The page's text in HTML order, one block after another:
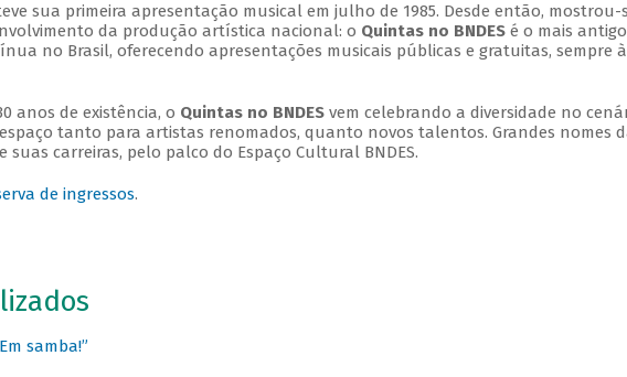
sua primeira apresentação musical em julho de 1985. Desde então, mostrou-
da produção artística nacional: o Quintas no BNDESé o mais antigo
no Brasil, oferecendo apresentações musicais públicas e gratuitas, sempre
anos de existência, o Quintas no BNDESvem celebrando a diversidade no
tanto para artistas renomados, quanto novos talentos. Grandes nomes
suas carreiras, pelo palco do Espaço Cultural BNDES.
de ingressos.
samba!”